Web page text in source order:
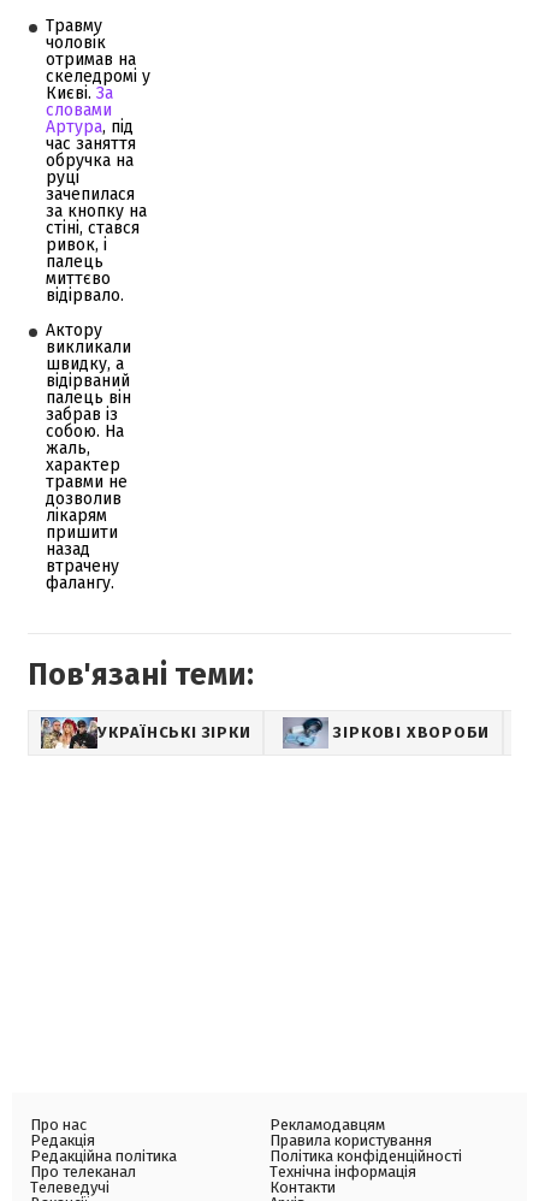
Травму
чоловік
отримав на
скеледромі у
Києві. За
словами
Артура, під
час заняття
обручка на
руці
зачепилася
за кнопку на
стіні, стався
ривок, і
палець
миттєво
відірвало.
Актору
викликали
швидку, а
відірваний
палець він
забрав із
собою. На
жаль,
характер
травми не
дозволив
лікарям
пришити
назад
втрачену
фалангу.
Пов'язані теми:
УКРАЇНСЬКІ ЗІРКИ ЗІРКОВІ ХВОРОБИ
Про нас
Редакція
Редакційна політика
Про телеканал
Телеведучі
Рекламодавцям
Правила користування
Політика конфіденційності
Технічна інформація
Контакти